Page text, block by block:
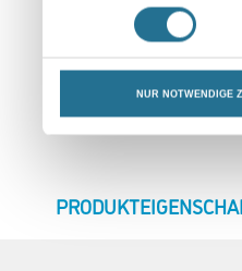
NUR NOTWENDIGE
CURRENT